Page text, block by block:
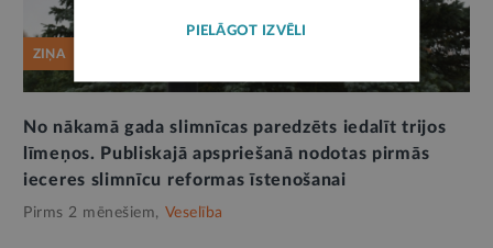
ZIŅA
No nākamā gada slimnīcas paredzēts iedalīt trijos
līmeņos. Publiskajā apspriešanā nodotas pirmās
ieceres slimnīcu reformas īstenošanai
Pirms 2 mēnešiem, Veselība
PIELĀGOT IZVĒLI